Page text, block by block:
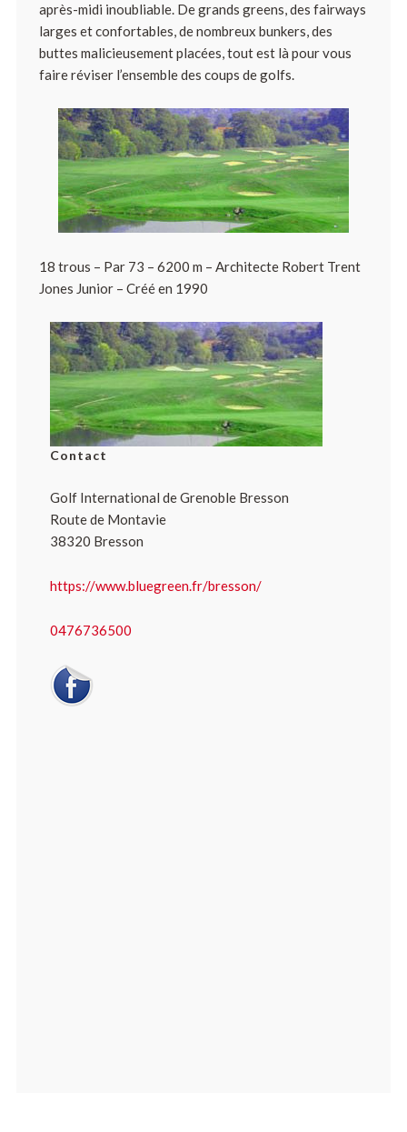
après-midi inoubliable. De grands greens, des fairways
larges et confortables, de nombreux bunkers, des
buttes malicieusement placées, tout est là pour vous
faire réviser l’ensemble des coups de golfs.
18 trous – Par 73 – 6200 m – Architecte Robert Trent
Jones Junior – Créé en 1990
Contact
Golf International de Grenoble Bresson
Route de Montavie
38320 Bresson
https://www.bluegreen.fr/bresson/
0476736500